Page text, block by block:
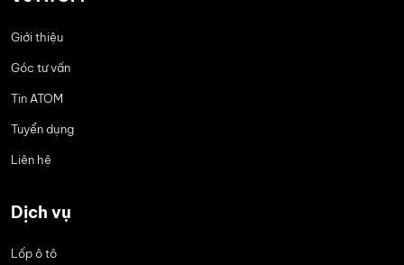
Giới thiệu
Góc tư vấn
Tin ATOM
Tuyển dụng
Liên hệ
Dịch vụ
Lốp ô tô